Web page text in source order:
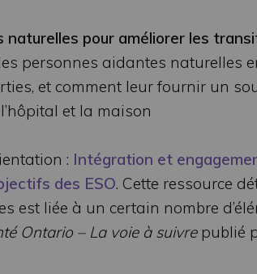
naturelles pour améliorer les
personnes aidantes naturelles
et comment leur fournir un
et la maison
: Intégration et
des ESO. Cette ressource
est liée à un certain nombre
Ontario – La voie à suivrepublié